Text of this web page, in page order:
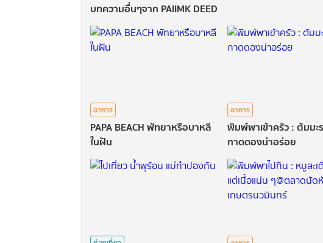
บทความอื่นๆจาก PAIIMK DEED
อาหาร
PAPA BEACH พัทยาหรือบาหลี
ในฝัน
อาหาร
พิมพ์พาเข้าครัว : ต้มมะ
กาดดองน่าอร่อย